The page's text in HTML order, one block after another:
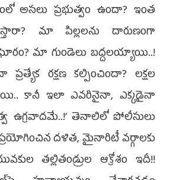
అసలు ప్రభుత్వం ఉందా? ఇంత
మా పిల్లలను దారుణంగా
మా గుండెలు బద్దలయ్యాయి..!
రక్షణ కల్పించిందా? లక్షల
కానీ ఇలా ఎవరినైనా, ఎక్కడైనా
ఉగ్రవాదమే..!’ తెనాలిలో పోలీసులు
ప్రయోగించిన దళిత, మైనారిటీ వర్గాలకు
తల్లితండ్రుల ఆక్రోశం ఇదీ!!